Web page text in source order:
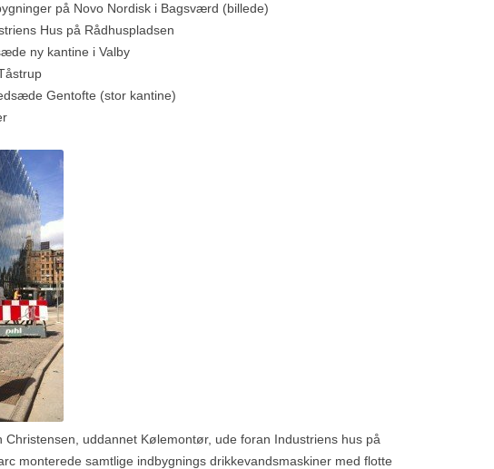
på Novo Nordisk i Bagsværd (billede)
Hus på Rådhuspladsen
ny kantine i Valby
Gentofte (stor kantine)
Christensen, uddannet Kølemontør, ude foran Industriens hus på
monterede samtlige indbygnings drikkevandsmaskiner med flotte